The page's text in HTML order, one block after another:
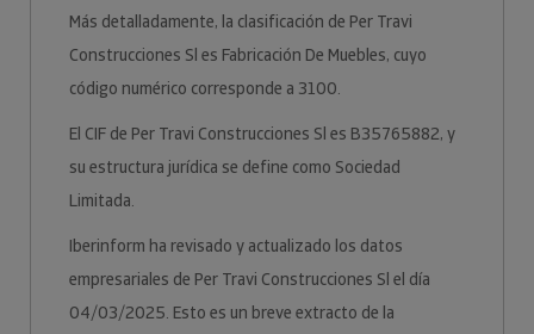
Más detalladamente, la clasificación de Per Travi
Construcciones Sl es Fabricación De Muebles, cuyo
código numérico corresponde a 3100.
El CIF de Per Travi Construcciones Sl es B35765882, y
su estructura jurídica se define como Sociedad
Limitada.
Iberinform ha revisado y actualizado los datos
empresariales de Per Travi Construcciones Sl el día
04/03/2025. Esto es un breve extracto de la